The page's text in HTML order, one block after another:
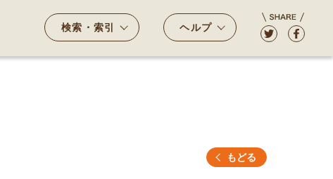
検索・索引 ヘルプ
もどる